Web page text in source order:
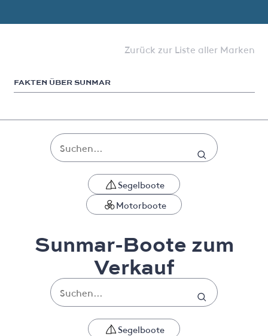
Zurück zur Liste aller Marken
FAKTEN ÜBER SUNMAR
Segelboote
Motorboote
Sunmar-Boote zum
Verkauf
Segelboote